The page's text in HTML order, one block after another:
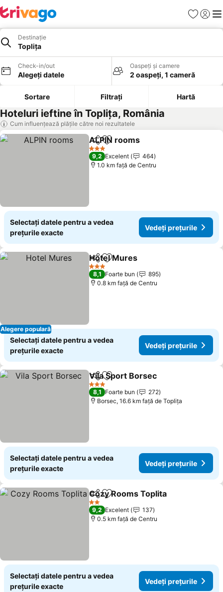
Favorite
Destinație
Topliţa
Check-in/out
Alegeți datele
Oaspeți și camere
2 oaspeți, 1 cameră
Sortare Filtrați Hartă
Hoteluri ieftine în Topliţa, România
Cum influențează plățile către noi rezultatele
DistribuițiAdăugaţi la favorite
ALPIN rooms
3 Stele
9,2 Excelent
464
1.0 km faţă de Centru
Selectați datele pentru a vedea
prețurile exacte
Vedeți prețurile
Alegere populară
DistribuițiAdăugaţi la favorite
Hotel Mures
3 Stele
8,1 Foarte bun
895
0.8 km faţă de Centru
Selectați datele pentru a vedea
prețurile exacte
Vedeți prețurile
DistribuițiAdăugaţi la favorite
Vila Sport Borsec
3 Stele
8,1 Foarte bun
272
Borsec, 16.6 km faţă de Topliţa
Selectați datele pentru a vedea
prețurile exacte
Vedeți prețurile
DistribuițiAdăugaţi la favorite
Cozy Rooms Toplita
2 Stele
9,2 Excelent
137
0.5 km faţă de Centru
Selectați datele pentru a vedea
prețurile exacte
Vedeți prețurile